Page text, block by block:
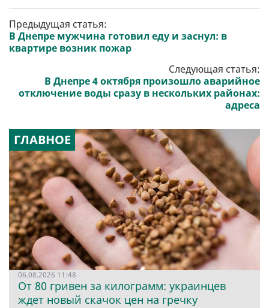
Предыдущая статья:
В Днепре мужчина готовил еду и заснул: в
квартире возник пожар
Следующая статья:
В Днепре 4 октября произошло аварийное
отключение воды сразу в нескольких районах:
адреса
ГЛАВНОЕ
06.08.2026 11:48
От 80 гривен за килограмм: украинцев
ждет новый скачок цен на гречку